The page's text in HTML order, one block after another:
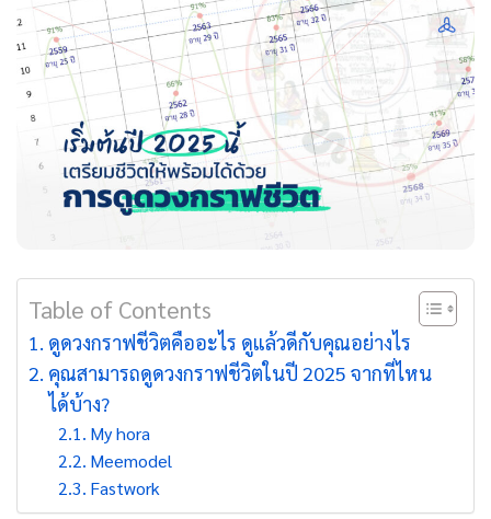
Table of Contents
ดูดวงกราฟชีวิตคืออะไร ดูแล้วดีกับคุณอย่างไร
คุณสามารถดูดวงกราฟชีวิตในปี 2025 จากที่ไหน
ได้บ้าง?
My hora
Meemodel
Fastwork